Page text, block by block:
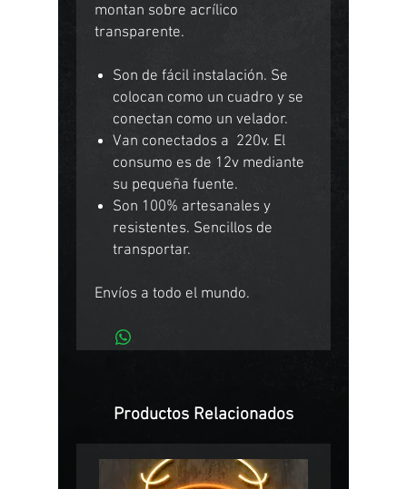
montan sobre acrílico
transparente.
Son de fácil instalación. Se
colocan como un cuadro y se
conectan como un velador.
Van conectados a 220v. El
consumo es de 12v mediante
su pequeña fuente.
Son 100% artesanales y
resistentes. Sencillos de
transportar.
Envíos a todo el mundo.
Productos Relacionados